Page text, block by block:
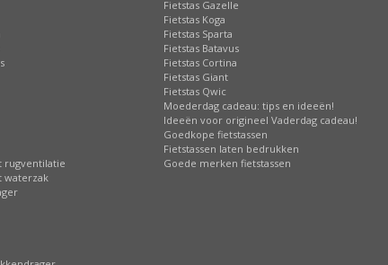
rugventilatie
waterzak
Fietstas Gazelle
Fietstas Koga
Fietstas Sparta
Fietstas Batavus
Fietstas Cortina
Fietstas Giant
Fietstas Qwic
Moederdag cadeau: tips en ideeën!
Ideeën voor origineel Vaderdag cadeau!
Goedkope fietstassen
Fietstassen laten bedrukken
Goede merken fietstassen